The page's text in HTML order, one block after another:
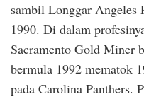
sambil Longgar Angeles
1990. Di dalam
Sacramento Gold Miner
bermula 1992 mematok
pada Carolina Panthers.